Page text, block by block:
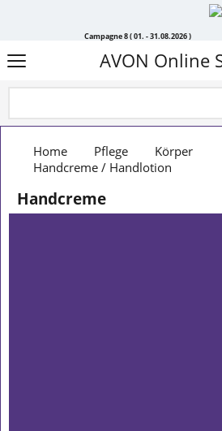
Campagne 8 ( 01. - 31.08.2026 )
AVON Online
Home Pflege
Körper
Handcreme / Handlotion
Handcreme